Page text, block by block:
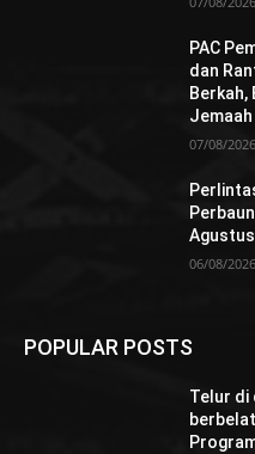
PAC
dan
Berkah,
07/08/2026
06/08/2026
POPULAR POSTS
Telur di